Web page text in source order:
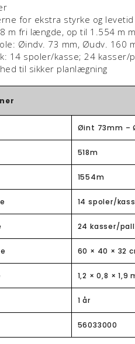
for ekstra styrke og levetid
m fri længde, op til 1.554 m
Øindv. 73 mm, Øudv. 160
14 spoler/kasse; 24 kasser/
til sikker planlægning
Øint 73mm –
518m
1554m
14 spoler/
24 kasser/
60 × 40 × 32
1,2 × 0,8 × 1,9
1 år
56033000